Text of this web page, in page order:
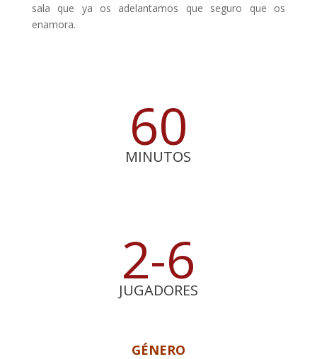
sala que ya os adelantamos que seguro que os
enamora.
60
MINUTOS
2-6
JUGADORES
GÉNERO